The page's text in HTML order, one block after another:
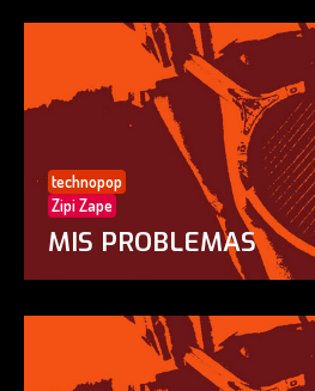
technopop
Zipi Zape
MIS PROBLEMAS